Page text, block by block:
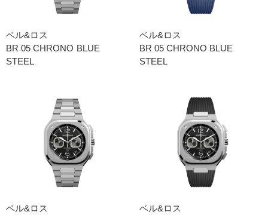
ベル&ロス
BR 05 CHRONO BLUE
STEEL
ベル&ロス
BR 05 CHRONO BLUE
STEEL
ベル&ロス
ベル&ロス